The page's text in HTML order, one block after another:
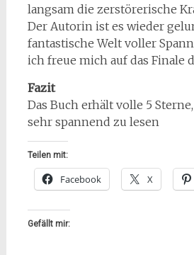
langsam die zerstörerische
Der Autorin ist es wieder
fantastische Welt voller
ich freue mich auf das Finale
Fazit
Das Buch erhält volle 5
sehr spannend zu lesen
Teilen mit:
Facebook X
Gefällt mir: